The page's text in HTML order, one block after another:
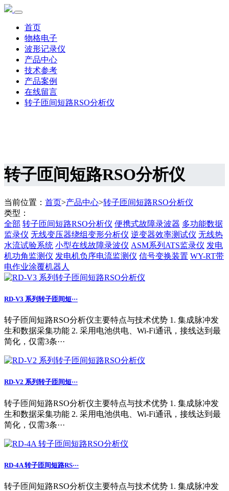
首页
物格电子
波形记录仪
产品中心
技术参考
产品案例
在线留言
转子匝间短路RSO分析仪
转子匝间短路RSO分析仪
当前位置： 首页>产品中心>转子匝间短路RSO分析仪
类型：
全部 转子匝间短路RSO分析仪 便携式故障录波器 多功能数据
监录仪 无线变压器绕组变形分析仪 逆变器效率测试仪 无线热
水流试验系统 小型在线故障录波仪 ASM系列ATS监录仪 发电
机功角监测仪 发电机负序电流监测仪 信号变换装置 WY-RT带
电作业涂覆机器人
RD-V3 系列转子匝间短···
转子匝间短路RSO分析仪主要特点与技术优势 1. 集成脉冲发
生和数据采集功能 2. 采用电池供电、Wi-Fi通讯，接线达到最
简化，仅需3条···
RD-V2 系列转子匝间短···
转子匝间短路RSO分析仪主要特点与技术优势 1. 集成脉冲发
生和数据采集功能 2. 采用电池供电、Wi-Fi通讯，接线达到最
简化，仅需3条···
RD-4A 转子匝间短路RS···
转子匝间短路RSO分析仪主要特点与技术优势 1. 集成脉冲发